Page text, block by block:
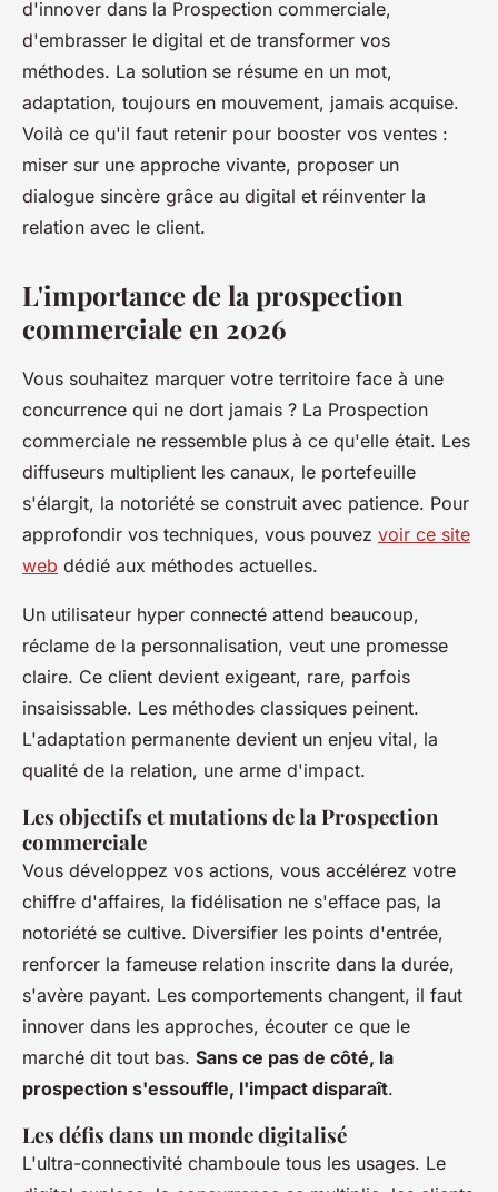
d'innover dans la Prospection commerciale,
d'embrasser le digital et de transformer vos
méthodes. La solution se résume en un mot,
adaptation, toujours en mouvement, jamais acquise.
Voilà ce qu'il faut retenir pour booster vos ventes :
miser sur une approche vivante, proposer un
dialogue sincère grâce au digital et réinventer la
relation avec le client.
L'importance de la prospection
commerciale en 2026
Vous souhaitez marquer votre territoire face à une
concurrence qui ne dort jamais ? La Prospection
commerciale ne ressemble plus à ce qu'elle était. Les
diffuseurs multiplient les canaux, le portefeuille
s'élargit, la notoriété se construit avec patience. Pour
approfondir vos techniques, vous pouvez voir ce site
web dédié aux méthodes actuelles.
Un utilisateur hyper connecté attend beaucoup,
réclame de la personnalisation, veut une promesse
claire. Ce client devient exigeant, rare, parfois
insaisissable. Les méthodes classiques peinent.
L'adaptation permanente devient un enjeu vital, la
qualité de la relation, une arme d'impact.
Les objectifs et mutations de la Prospection
commerciale
Vous développez vos actions, vous accélérez votre
chiffre d'affaires, la fidélisation ne s'efface pas, la
notoriété se cultive. Diversifier les points d'entrée,
renforcer la fameuse relation inscrite dans la durée,
s'avère payant. Les comportements changent, il faut
innover dans les approches, écouter ce que le
marché dit tout bas. Sans ce pas de côté, la
prospection s'essouffle, l'impact disparaît.
Les défis dans un monde digitalisé
L'ultra-connectivité chamboule tous les usages. Le